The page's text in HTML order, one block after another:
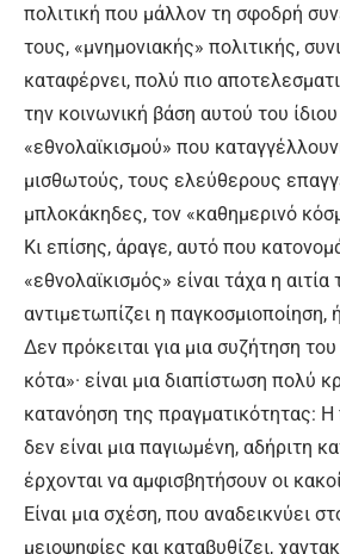
πολιτική που μάλλον τη σφοδρή
τους, «μνημονιακής» πολιτικής,
καταφέρνει, πολύ πιο
την κοινωνική βάση αυτού του
«εθνολαϊκισμού» που
μισθωτούς, τους ελεύθερους
μπλοκάκηδες, τον «καθημερινό
Κι επίσης, άραγε, αυτό που
«εθνολαϊκισμός» είναι τάχα η
αντιμετωπίζει η
Δεν πρόκειται για μια συζήτηση
κότα»· είναι μια διαπίστωση πολύ
κατανόηση της πραγματικότητας: Η
δεν είναι μια παγιωμένη, αδήριτη
έρχονται να αμφισβητήσουν οι
Είναι μια σχέση, που αναδεικνύει
μειοψηφίες και καταβυθίζει,